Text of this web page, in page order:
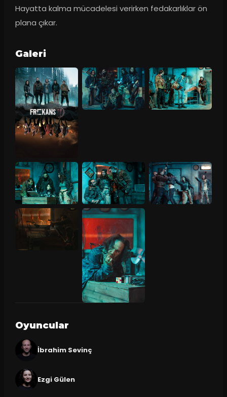
Hayatta kalma mücadelesi verirken fedakarlıklar ön
plana çıkar.
Galeri
Oyuncular
İbrahim Sevinç
Ezgi Gülen